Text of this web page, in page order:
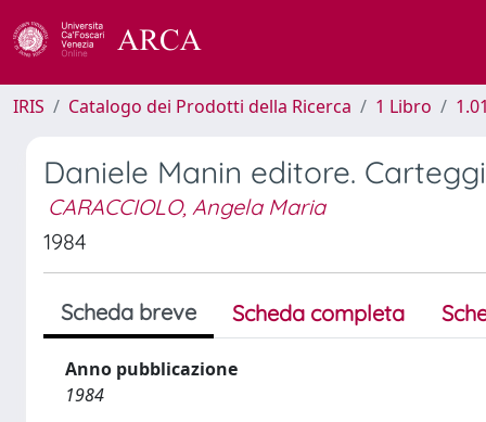
IRIS Catalogo dei Prodotti della Ricerca 1 Libro
Daniele Manin editore.
CARACCIOLO, Angela Maria
1984
Scheda breve Scheda completa
Anno pubblicazione
1984